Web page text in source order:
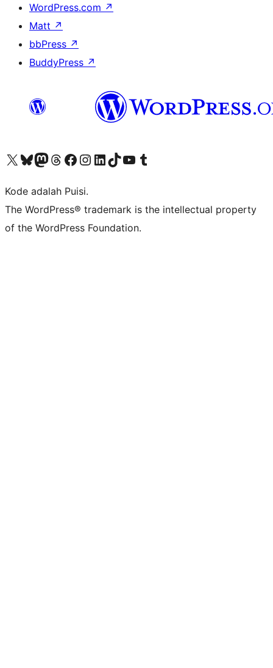
WordPress.com ↗
Matt ↗
bbPress ↗
BuddyPress ↗
Kunjungi akun X (sebelumnya Twitter) kamiVisit our Bluesky account
Kunjungi akun Mastodon kami
Visit our Threads account
Kunjungi halaman Facebook kamiKunjungi akun Instagram kamiKunjungi akun LinkedIn kami
Visit our TikTok account
Kunjungi channel YouTube kamiVisit our Tumblr account
Kode adalah Puisi.
The WordPress® trademark is the intellectual property
of the WordPress Foundation.